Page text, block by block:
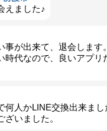
えました♪
事が出来て、退会します。
時代なので、良いアプリ
何人かLINE交換出来まし
ざいました。